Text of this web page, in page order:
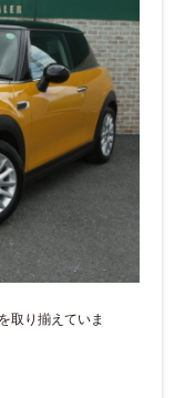
取り揃えていま